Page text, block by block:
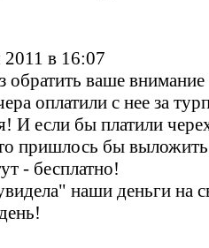
2011 в 16:07
обратить ваше внимание
оплатили с нее за
И если бы платили
пришлось бы
- бесплатно!
наши деньги на